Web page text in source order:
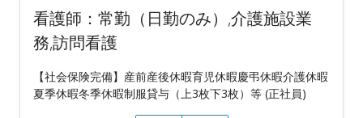
看護師：常勤（日勤のみ）,介護施設業
務,訪問看護
【社会保険完備】産前産後休暇育児休暇慶弔休暇介護休暇
夏季休暇冬季休暇制服貸与（上3枚下3枚）等 (正社員)